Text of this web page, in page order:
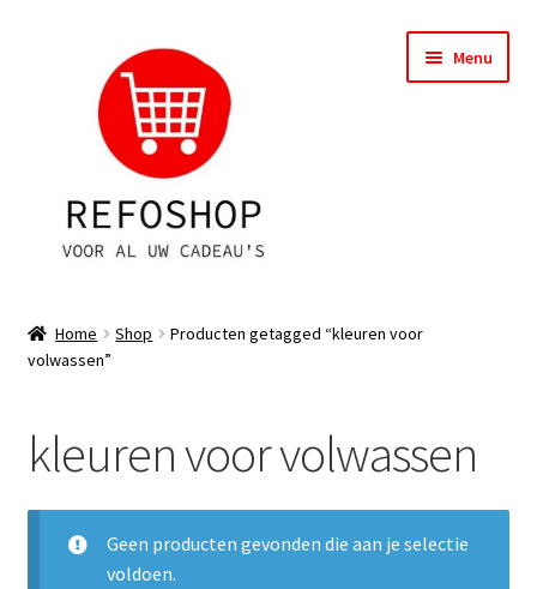
navigatie
Menu
OPRUIMING
Nieuws
Home Shop
Producten getagged “kleuren voor
volwassen”
kleuren voor volwassen
Geen producten gevonden die aan je selectie
voldoen.